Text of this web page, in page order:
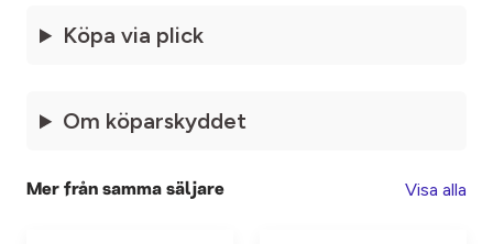
Köpa via plick
Om köparskyddet
Mer från samma säljare Visa alla